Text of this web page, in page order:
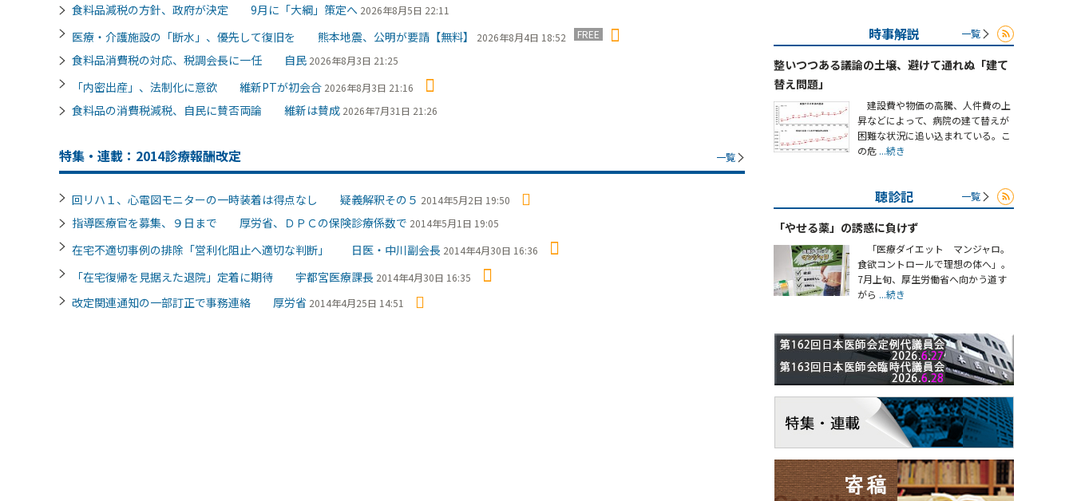
食料品減税の方針、政府が決定 9月に「大綱」策定へ 2026年8月5日 22:11
医療・介護施設の「断水」、優先して復旧を 熊本地震、公明が要請【無料】 2026年8月4日 18:52 FREE
食料品消費税の対応、税調会長に一任 自民 2026年8月3日 21:25
「内密出産」、法制化に意欲 維新PTが初会合 2026年8月3日 21:16
食料品の消費税減税、自民に賛否両論 維新は賛成 2026年7月31日 21:26
特集・連載：2014診療報酬改定 一覧
回リハ１、心電図モニターの一時装着は得点なし 疑義解釈その５ 2014年5月2日 19:50
指導医療官を募集、９日まで 厚労省、ＤＰＣの保険診療係数で 2014年5月1日 19:05
在宅不適切事例の排除「営利化阻止へ適切な判断」 日医・中川副会長 2014年4月30日 16:36
「在宅復帰を見据えた退院」定着に期待 宇都宮医療課長 2014年4月30日 16:35
改定関連通知の一部訂正で事務連絡 厚労省 2014年4月25日 14:51
時事解説 一覧
整いつつある議論の土壌、避けて通れぬ「建て
替え問題」
建設費や物価の高騰、人件費の上
昇などによって、病院の建て替えが
困難な状況に追い込まれている。こ
の危 ...続き
聴診記 一覧
「やせる薬」の誘惑に負けず
「医療ダイエット マンジャロ。
食欲コントロールで理想の体へ」。
7月上旬、厚生労働省へ向かう道す
がら ...続き